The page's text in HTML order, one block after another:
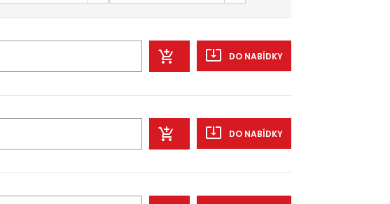
DO NABÍDKY
DO NABÍDKY